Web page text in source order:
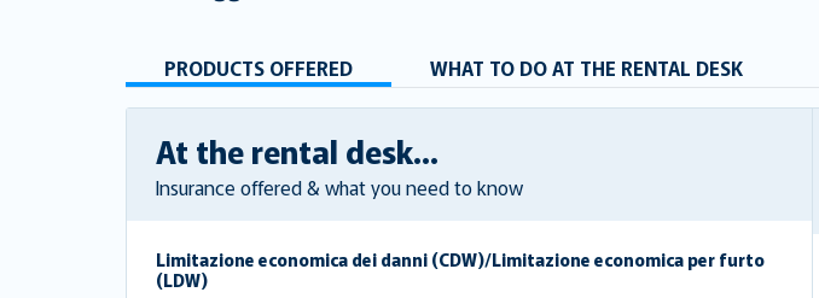
PRODUCTS OFFERED WHAT TO DO AT THE RENTAL DESK
At the rental desk...
Insurance offered & what you need to know
Limitazione economica dei danni (CDW)/Limitazione economica per furto
(LDW)